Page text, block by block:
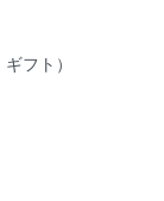
フト）